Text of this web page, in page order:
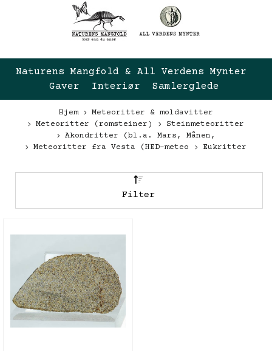
Naturens Mangfold & All Verdens Mynter 
Gaver  Interiør  Samlerglede
Hjem
Meteoritter & moldavitter
Meteoritter (romsteiner)
Steinmeteoritter
Akondritter (bl.a. Mars, Månen,
Meteoritter fra Vesta (HED-meteo
Eukritter
Filter